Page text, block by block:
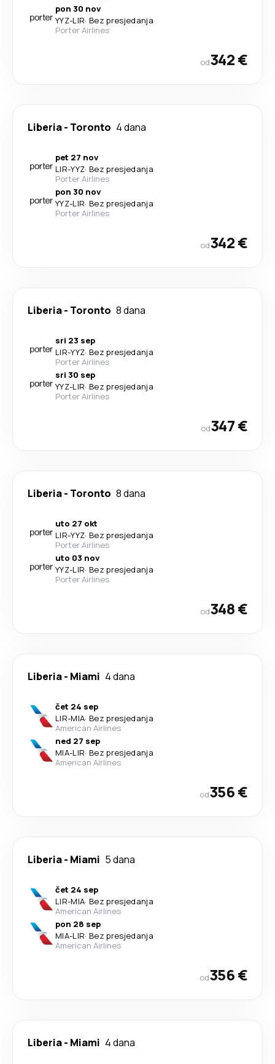
pon 30 nov
YYZ-LIR· Bez presjedanja
Porter Airlines
od342 €
Liberia- Toronto 4 dana
pet 27 nov
LIR-YYZ· Bez presjedanja
Porter Airlines
pon 30 nov
YYZ-LIR· Bez presjedanja
Porter Airlines
od342 €
Liberia- Toronto 8 dana
sri 23 sep
LIR-YYZ· Bez presjedanja
Porter Airlines
sri 30 sep
YYZ-LIR· Bez presjedanja
Porter Airlines
od347 €
Liberia- Toronto 8 dana
uto 27 okt
LIR-YYZ· Bez presjedanja
Porter Airlines
uto 03 nov
YYZ-LIR· Bez presjedanja
Porter Airlines
od348 €
Liberia- Miami 4 dana
čet 24 sep
LIR-MIA· Bez presjedanja
American Airlines
ned 27 sep
MIA-LIR· Bez presjedanja
American Airlines
od356 €
Liberia- Miami 5 dana
čet 24 sep
LIR-MIA· Bez presjedanja
American Airlines
pon 28 sep
MIA-LIR· Bez presjedanja
American Airlines
od356 €
Liberia- Miami 4 dana